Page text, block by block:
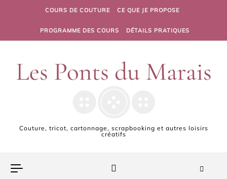
Skip to contentCOURS DE COUTURE CE QUE JE PROPOSE
PROGRAMME DES COURS DÉTAILS PRATIQUES
Couture, tricot, cartonnage, scrapbooking et autres loisirs
créatifs